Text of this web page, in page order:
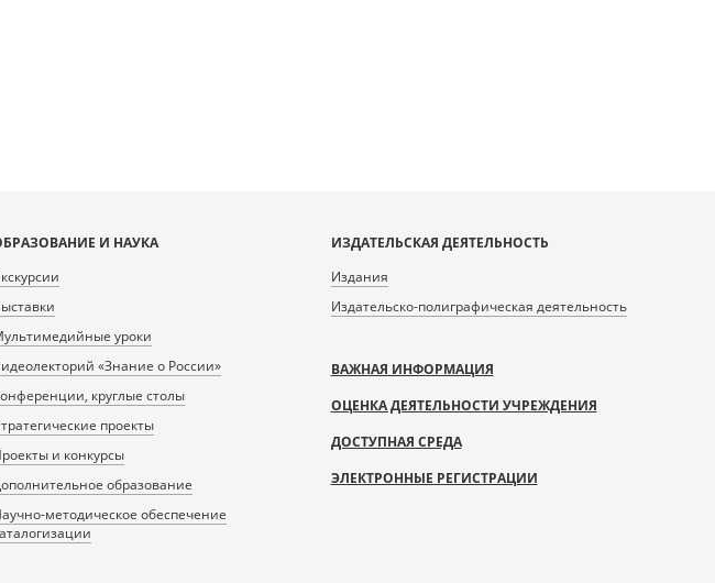
И НАУКА
уроки
«Знание о России»
круглые столы
проекты
и конкурсы
образование
методическое обеспечение
ИЗДАТЕЛЬСКАЯ ДЕЯТЕЛЬНОСТЬ
Издания
Издательско-полиграфическая деятельность
ВАЖНАЯ ИНФОРМАЦИЯ
ОЦЕНКА ДЕЯТЕЛЬНОСТИ УЧРЕЖДЕНИЯ
ДОСТУПНАЯ СРЕДА
ЭЛЕКТРОННЫЕ РЕГИСТРАЦИИ